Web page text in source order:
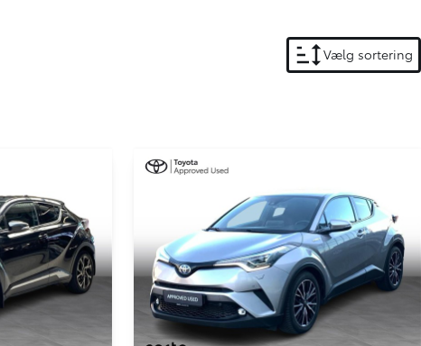
Vælg sortering